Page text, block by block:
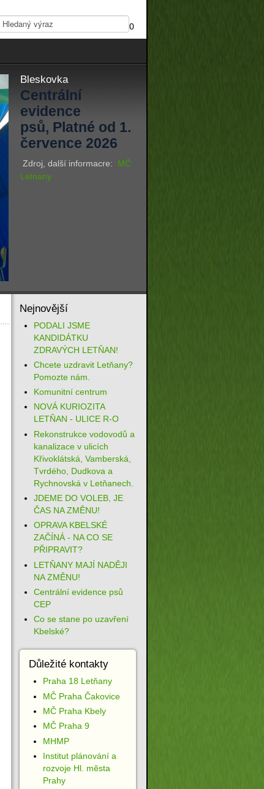
0
Bleskovka
Centrální
evidence
psů, Platné od 1.
července 2026
Zdroj, další informacre: MČ
Letnany
Nejnovější
PODALI JSME
KANDIDÁTKU
ZDRAVÝCH LETŇAN!
Chcete uzdravit Letňany?
Pomozte nám.
Komunitní centrum
NOVÁ KURIOZITA
LETŇAN - ULICE R-O
Rekonstrukce vodovodů a
kanalizace v ulicích
Křivoklátská, Vamberská,
Tvrdého, Dudkova a
Rychnovská v Letňanech.
JDEME DO VOLEB, JE
ČAS NA ZMĚNU!
OPRAVA KBELSKÉ
ZAČÍNÁ - NA CO SE
PŘIPRAVIT?
LETŇANY MAJÍ NADĚJI
NA ZMĚNU!
Centrální evidence psů
CEP
Co se stane po uzavření
Kbelské?
Důležité kontakty
Praha 18 Letňany
MČ Praha Čakovice
MČ Praha Kbely
MČ Praha 9
MHMP
Institut plánování a
rozvoje Hl. města
Prahy